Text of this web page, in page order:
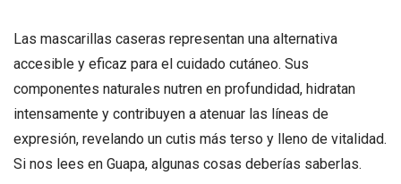
Las mascarillas caseras representan una alternativa
accesible y eficaz para el cuidado cutáneo. Sus
componentes naturales nutren en profundidad, hidratan
intensamente y contribuyen a atenuar las líneas de
expresión, revelando un cutis más terso y lleno de vitalidad.
Si nos lees en Guapa, algunas cosas deberías saberlas.